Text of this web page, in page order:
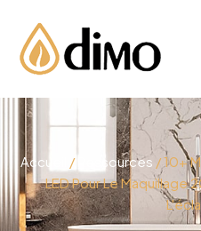
Accueil / Ressources / 10+
LED Pour Le Maquillage